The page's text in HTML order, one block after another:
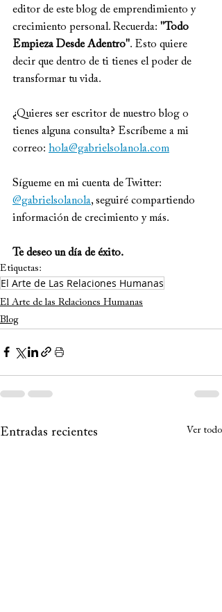
editor de este blog de emprendimiento y
crecimiento personal. Recuerda: "Todo
Empieza Desde Adentro". Esto quiere
decir que dentro de ti tienes el poder de
transformar tu vida.
¿Quieres ser escritor de nuestro blog o
tienes alguna consulta? Escríbeme a mi
correo: hola@gabrielsolanola.com
Sígueme en mi cuenta de Twitter:
@gabrielsolanola, seguiré compartiendo
información de crecimiento y más.
Te deseo un día de éxito.
Etiquetas:
El Arte de Las Relaciones Humanas
El Arte de las Relaciones Humanas
Blog
Entradas recientes Ver todo